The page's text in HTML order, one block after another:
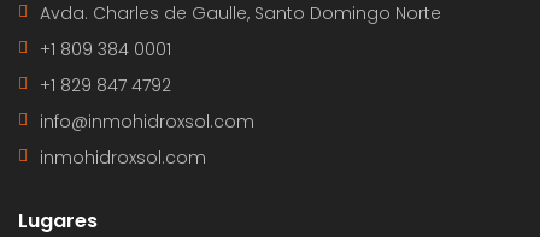
Avda. Charles de Gaulle, Santo Domingo Norte
+1 809 384 0001
+1 829 847 4792
info@inmohidroxsol.com
inmohidroxsol.com
Lugares